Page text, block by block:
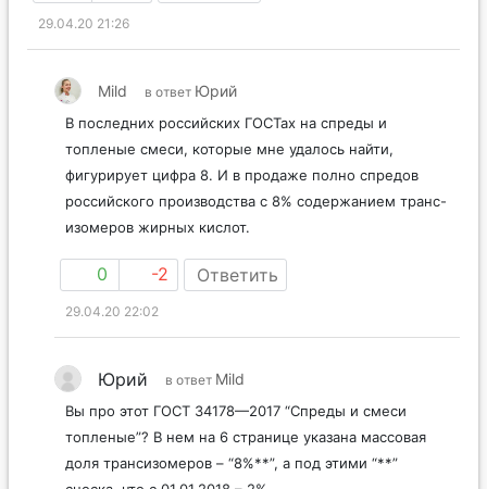
2 -3 Ответить
29.04.20 21:26
Юрий
В последних российских ГОСТах на спреды и
топленые смеси, которые мне удалось найти,
фигурирует цифра 8. И в продаже полно спредов
российского производства с 8% содержанием транс-
0 -2 Ответить
29.04.20 22:02
в ответMild
Вы про этот ГОСТ 34178—2017 “Спреды и смеси
топленые”? В нем на 6 странице указана массовая